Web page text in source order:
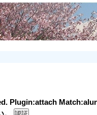
Plugin:attach
。